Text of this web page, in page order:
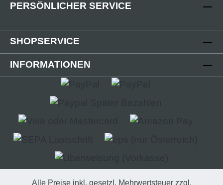
PERSÖNLICHER SERVICE
SHOPSERVICE
INFORMATIONEN
Alle Preise inkl. gesetzl. Mehrwertsteuer zzgl.